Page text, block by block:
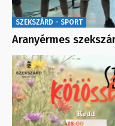
SZEKSZÁRD - SPORT
Aranyérmes